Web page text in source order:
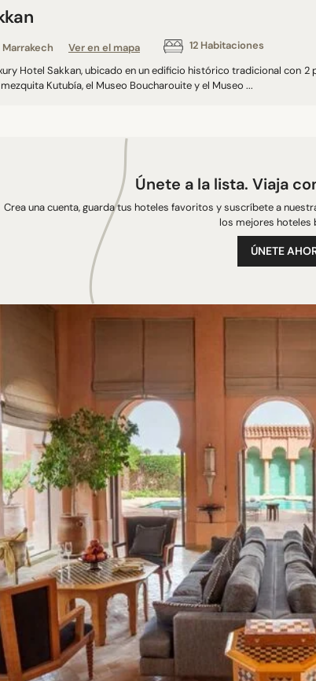
Marrakech Ver en el mapa 12 Habitaciones
Hotel Sakkan, ubicado en un edificio histórico tradicional con
Kutubía, el Museo Boucharouite y el Museo ...
Únete a la lista. Viaja
Crea una cuenta, guarda tus hoteles favoritos y suscríbete a
los mejores hoteles
ÚNETE